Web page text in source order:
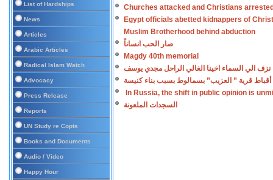
List of Hardships
News
Articles
Arabic Articles
Radical Islam Watch
Advocacy
Press Release
Reports
UN Study re Copts
Books and Documents
Audio / Video
Happy Hour
Churches attacked and Christians
Egypt officials abetted kidnappers of
Muslim Brotherhood behind abduction
صار الحب انساناً
Magdy 40th memorial
نزف الي السماء اخينا الغالي الراحل مجدي يوسف
أقباط قرية ” العزيب” بسمالوط بسبب بناء كنيسة
In Russia, the shift in public opinion is
السجدات الملعونة